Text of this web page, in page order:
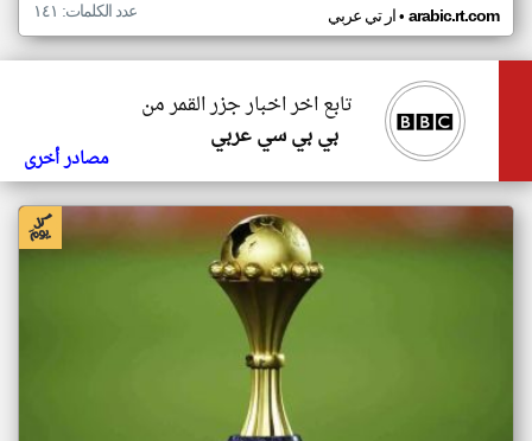
ار تي عربي• arabic.rt.com عدد الكلمات: ١٤١
تابع اخر اخبار جزر القمر من
بي بي سي عربي
مصادر أخرى